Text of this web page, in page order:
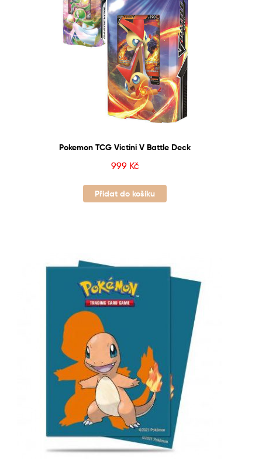
Pokemon TCG Victini V Battle Deck
999 Kč
Přidat do košíku